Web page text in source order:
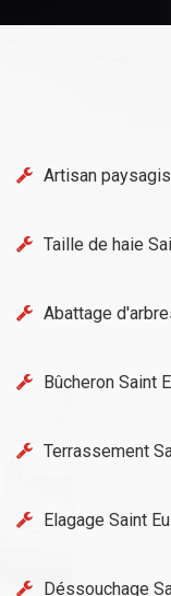
Artisan
Taille de haie
Abattage
Bûcheron Saint
Terrassement
Elagage Saint
Déssouchage